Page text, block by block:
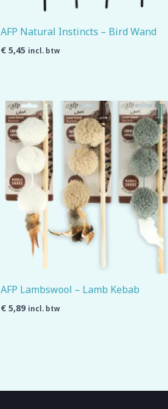
AFP Natural Instincts – Bird Wand
€ 5,45 incl. btw
AFP Lambswool – Lamb Kebab
€ 5,89 incl. btw